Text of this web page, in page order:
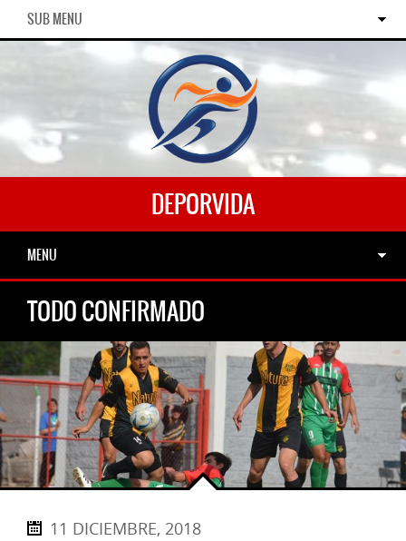
SUB MENU
DEPORVIDA
MENU
TODO CONFIRMADO
11 DICIEMBRE, 2018